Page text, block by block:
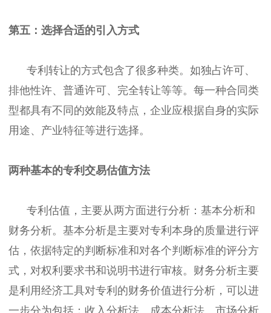
第五：选择合适的引入方式
专利转让的方式包含了很多种类。如独占许可、
排他性许、普通许可、完全转让等等。每一种合同类
型都具有不同的效能及特点，企业应根据自身的实际
用途、产业特征等进行选择。
两种基本的专利交易估值方法
专利估值，主要从两方面进行分析：基本分析和
财务分析。基本分析是主要对专利本身的质量进行评
估，依据特定的判断标准和对各个判断标准的评分方
式，对权利要求书和说明书进行审核。财务分析主要
是利用经济工具对专利的财务价值进行分析，可以进
一步分为包括：收入分析法、成本分析法、市场分析